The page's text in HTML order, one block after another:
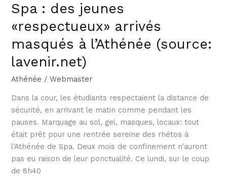
Spa : des jeunes
«respectueux» arrivés
masqués à l’Athénée (source:
lavenir.net)
Athénée /Webmaster
Dans la cour, les étudiants respectaient la distance de
sécurité, en arrivant le matin comme pendant les
pauses. Marquage au sol, gel, masques, locaux: tout
était prêt pour une rentrée sereine des rhétos à
l’Athénée de Spa. Deux mois de confinement n’auront
pas eu raison de leur ponctualité. Ce lundi, sur le coup
de 8h40